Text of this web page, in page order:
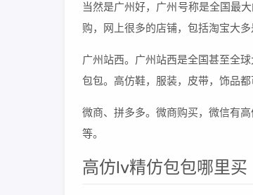
当然是广州好，广州号称是全国最
购，网上很多的店铺，包括淘宝大多
广州站西。广州站西是全国甚至全
包包。高仿鞋，服装，皮带，饰品都
微商、拼多多。微商购买，微信有
等。
高仿lv精仿包包哪里买